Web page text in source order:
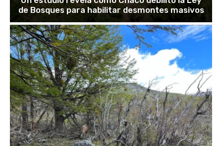
de Bosques para habilitar desmontes masivos